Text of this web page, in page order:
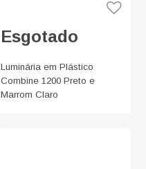
Esgotado
Luminária em Plástico
Combine 1200 Preto e
Marrom Claro